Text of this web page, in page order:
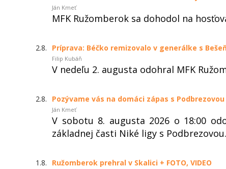
Ján Kmeť
MFK Ružomberok sa dohodol na
2.8. Príprava: Béčko remizovalo v generálke s
Filip Kubáň
V nedeľu 2. augusta odohral MFK
2.8. Pozývame vás na domáci zápas s Podbrezovou
Ján Kmeť
V sobotu 8. augusta 2026 o 18:00
základnej časti Niké ligy s Podbrezovou.
1.8. Ružomberok prehral v Skalici + FOTO, VIDEO